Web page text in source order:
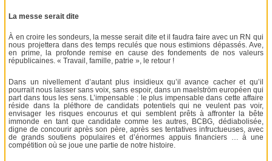
La messe serait dite
À en croire les sondeurs, la messe serait dite et il faudra faire avec un RN qui
nous projettera dans des temps reculés que nous estimions dépassés. Ave,
en prime, la profonde remise en cause des fondements de nos valeurs
républicaines. « Travail, famille, patrie », le retour !
Dans un nivellement d’autant plus insidieux qu’il avance cacher et qu’il
pourrait nous laisser sans voix, sans espoir, dans un maelström européen qui
part dans tous les sens. L’impensable : le plus impensable dans cette affaire
réside dans la pléthore de candidats potentiels qui ne veulent pas voir,
envisager les risques encourus et qui semblent prêts à affronter la bête
immonde en tant que candidate comme les autres, BCBG, dédiabolisée,
digne de concourir après son père, après ses tentatives infructueuses, avec
de grands soutiens populaires et d’énormes appuis financiers … à une
compétition où se joue une partie de notre histoire.